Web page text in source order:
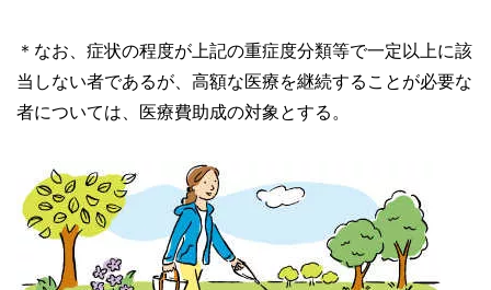
＊なお、症状の程度が上記の重症度分類等で一定以上に該
当しない者であるが、高額な医療を継続することが必要な
者については、医療費助成の対象とする。